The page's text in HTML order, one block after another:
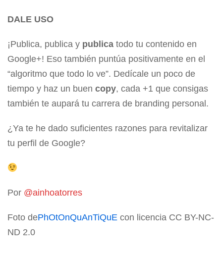
DALE USO
¡Publica, publica y publica todo tu contenido en
Google+! Eso también puntúa positivamente en el
“algoritmo que todo lo ve”. Dedícale un poco de
tiempo y haz un buen copy, cada +1 que consigas
también te aupará tu carrera de branding personal.
¿Ya te he dado suficientes razones para revitalizar
tu perfil de Google?
Por @ainhoatorres
Foto dePhOtOnQuAnTiQuE con licencia CC BY-NC-
ND 2.0